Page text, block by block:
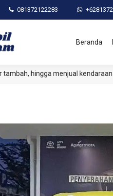
081372122283
Beranda
hingga menjual kendaraan